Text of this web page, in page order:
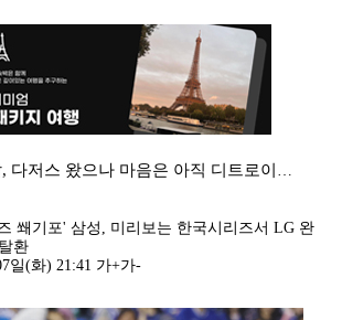
스쿠발, 다저스 왔으나 마음은 아직 디트로이트에…"다시…
] 볼 노려보는 박현경
쐐기포' 삼성, 미리보는 한국시리즈서 LG 완
환
일(화) 21:41 가+가-